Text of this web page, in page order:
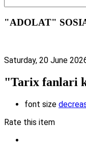
"ADOLAT"
Saturday, 20 June
"Tarix fanlari
font size
Rate this item